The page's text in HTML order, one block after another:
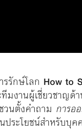
รักษ์โลก How to
มงานผู้เชี่ยวชาญด้
วนตั้งคำถาม การอ
ระโยชน์สำหรับบุ